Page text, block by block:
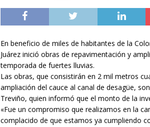
En beneficio de miles de habitantes de la
Juárez inició obras de repavimentación y
temporada de fuertes lluvias.
Las obras, que consistirán en 2 mil metros
ampliación del cauce al canal de desagüe,
Treviño, quien informó que el monto de la
«Fue un compromiso que realizamos en la
complacido de que estamos ya cumpliendo